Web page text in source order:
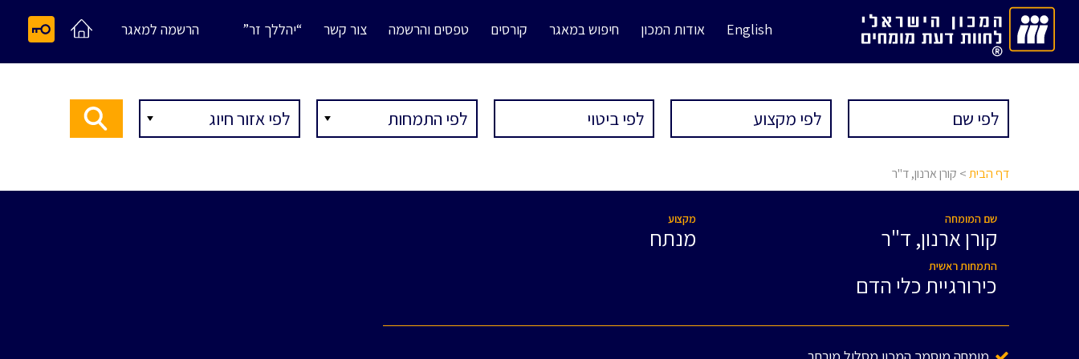
English אודות המכון חיפוש במאגר קורסים טפסים והרשמה צור קשר “יהללך זר” הרשמה למאגר
דף הבית> קורן ארנון, ד"ר
שם המומחה
קורן ארנון, ד"ר
התמחות ראשית
כירורגיית כלי הדם
מקצוע
מנתח